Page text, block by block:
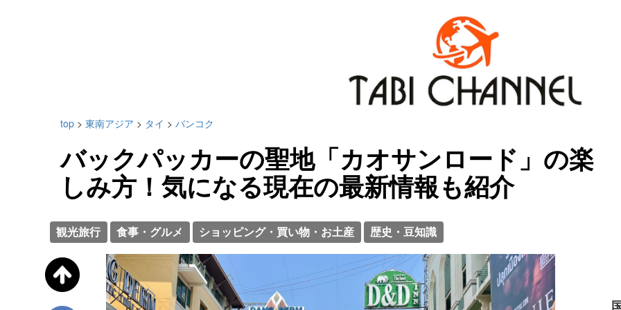
top > 東南アジア > タイ > バンコク
バックパッカーの聖地「カオサンロード」の楽
しみ方！気になる現在の最新情報も紹介
観光旅行 食事・グルメ ショッピング・買い物・お土産 歴史・豆知識